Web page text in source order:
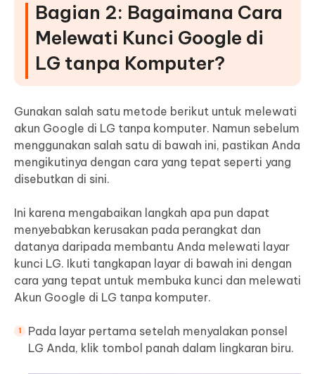
Bagian 2: Bagaimana Cara
Melewati Kunci Google di
LG tanpa Komputer?
Gunakan salah satu metode berikut untuk melewati
akun Google di LG tanpa komputer. Namun sebelum
menggunakan salah satu di bawah ini, pastikan Anda
mengikutinya dengan cara yang tepat seperti yang
disebutkan di sini.
Ini karena mengabaikan langkah apa pun dapat
menyebabkan kerusakan pada perangkat dan
datanya daripada membantu Anda melewati layar
kunci LG. Ikuti tangkapan layar di bawah ini dengan
cara yang tepat untuk membuka kunci dan melewati
Akun Google di LG tanpa komputer.
Pada layar pertama setelah menyalakan ponsel
LG Anda, klik tombol panah dalam lingkaran biru.